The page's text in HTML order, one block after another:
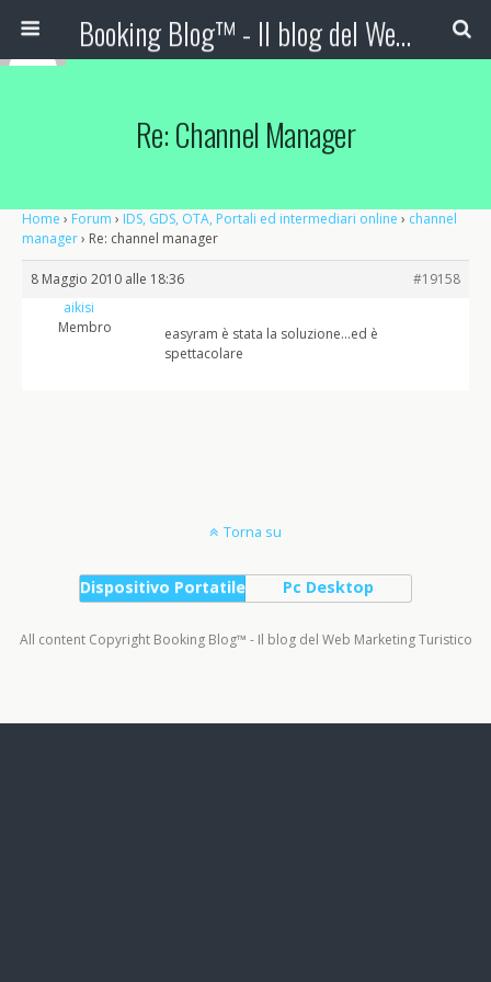
Booking Blog™ - Il blog del Web Marketing Turistico
Re: Channel Manager
Home › Forum › IDS, GDS, OTA, Portali ed intermediari online › channel
manager› Re: channel manager
8 Maggio 2010 alle 18:36
#19158
aikisi
Membro
easyram è stata la soluzione…ed è
spettacolare
Torna su
Dispositivo Portatile Pc Desktop
All content Copyright Booking Blog™ - Il blog del Web Marketing Turistico